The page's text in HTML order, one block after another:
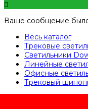
Ваше сообщение
Весь каталог
Трековые
Светильники
Линейные
Офисные
Трековый